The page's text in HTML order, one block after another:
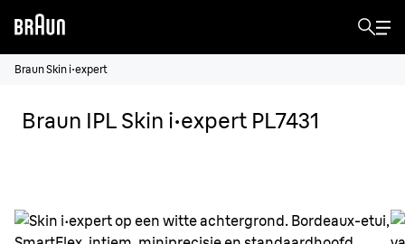
Braun Skin i·expert
Braun IPL Skin i·expert PL7431